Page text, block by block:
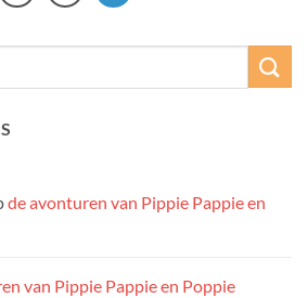
de avonturen van Pippie Pappie en
van Pippie Pappie en Poppie